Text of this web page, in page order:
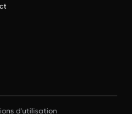
d'utilisation